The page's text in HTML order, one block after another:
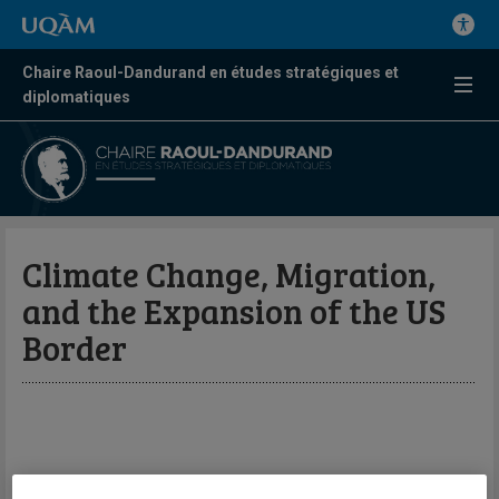
Chaire Raoul-Dandurand en études stratégiques et
diplomatiques
Climate Change, Migration,
and the Expansion of the US
Border